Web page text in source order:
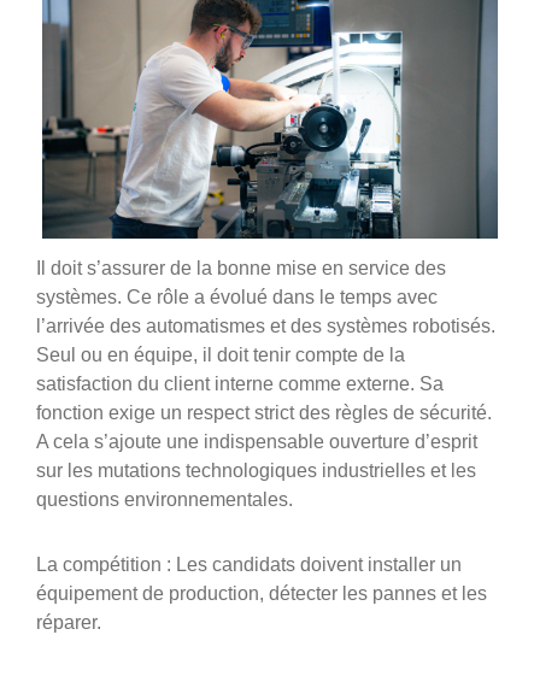
Il doit s’assurer de la bonne mise en service des
systèmes. Ce rôle a évolué dans le temps avec
l’arrivée des automatismes et des systèmes robotisés.
Seul ou en équipe, il doit tenir compte de la
satisfaction du client interne comme externe. Sa
fonction exige un respect strict des règles de sécurité.
A cela s’ajoute une indispensable ouverture d’esprit
sur les mutations technologiques industrielles et les
questions environnementales.
La compétition : Les candidats doivent installer un
équipement de production, détecter les pannes et les
réparer.